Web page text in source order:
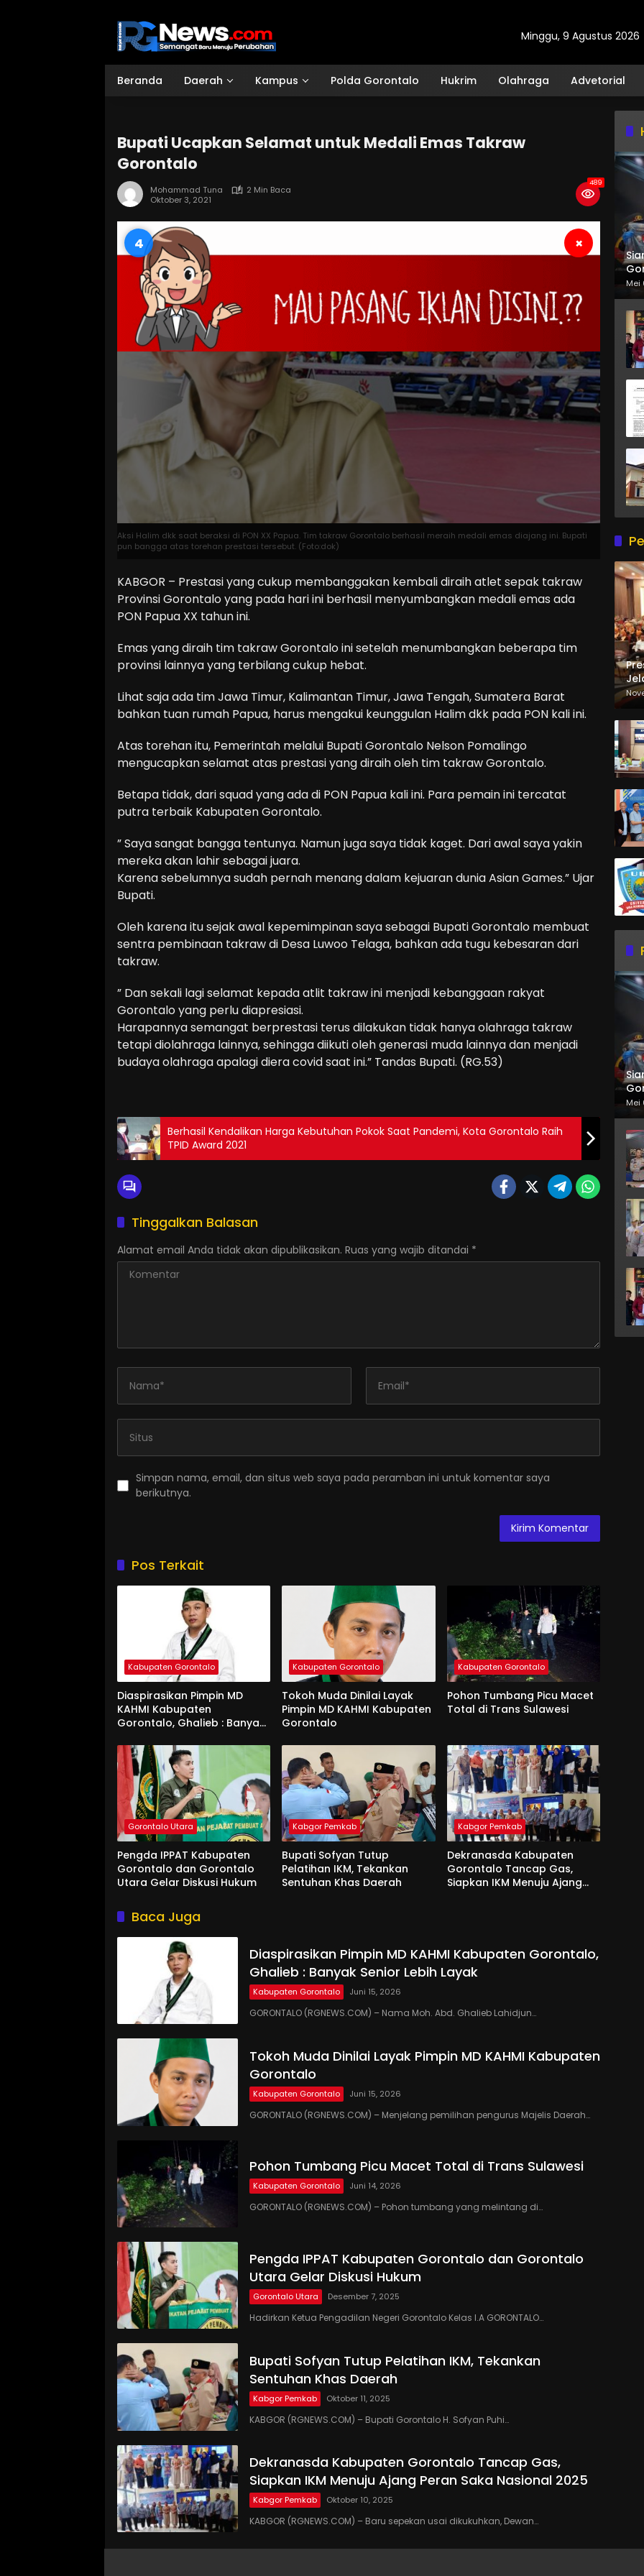
Minggu, 9 Agustus 2026
Beranda Daerah Kampus Polda Gorontalo Hukrim Olahraga Advetorial
Bupati Ucapkan Selamat untuk Medali Emas Takraw
Gorontalo
Mohammad Tuna
2 Min Baca
Oktober 3, 2021
489
3 ×
Aksi Halim dkk saat beraksi di PON XX Papua. Tim takraw Gorontalo berhasil meraih medali emas diajang ini. Bupati
pun bangga atas torehan prestasi tersebut. (Foto:dok)
KABGOR – Prestasi yang cukup membanggakan kembali diraih atlet sepak takraw
Provinsi Gorontalo yang pada hari ini berhasil menyumbangkan medali emas ada
PON Papua XX tahun ini.
Emas yang diraih tim takraw Gorontalo ini setelah menumbangkan beberapa tim
provinsi lainnya yang terbilang cukup hebat.
Lihat saja ada tim Jawa Timur, Kalimantan Timur, Jawa Tengah, Sumatera Barat
bahkan tuan rumah Papua, harus mengakui keunggulan Halim dkk pada PON kali ini.
Atas torehan itu, Pemerintah melalui Bupati Gorontalo Nelson Pomalingo
mengucapkan selamat atas prestasi yang diraih oleh tim takraw Gorontalo.
Betapa tidak, dari squad yang ada di PON Papua kali ini. Para pemain ini tercatat
putra terbaik Kabupaten Gorontalo.
” Saya sangat bangga tentunya. Namun juga saya tidak kaget. Dari awal saya yakin
mereka akan lahir sebagai juara.
Karena sebelumnya sudah pernah menang dalam kejuaran dunia Asian Games.” Ujar
Bupati.
Oleh karena itu sejak awal kepemimpinan saya sebagai Bupati Gorontalo membuat
sentra pembinaan takraw di Desa Luwoo Telaga, bahkan ada tugu kebesaran dari
takraw.
” Dan sekali lagi selamat kepada atlit takraw ini menjadi kebanggaan rakyat
Gorontalo yang perlu diapresiasi.
Harapannya semangat berprestasi terus dilakukan tidak hanya olahraga takraw
tetapi diolahraga lainnya, sehingga diikuti oleh generasi muda lainnya dan menjadi
budaya olahraga apalagi diera covid saat ini.” Tandas Bupati. (RG.53)
Berhasil Kendalikan Harga Kebutuhan Pokok Saat Pandemi, Kota Gorontalo Raih
TPID Award 2021
Tinggalkan Balasan
Alamat email Anda tidak akan dipublikasikan. Ruas yang wajib ditandai *
Simpan nama, email, dan situs web saya pada peramban ini untuk komentar saya
berikutnya.
Pos Terkait
Kabupaten Gorontalo
Diaspirasikan Pimpin MD
KAHMI Kabupaten
Gorontalo, Ghalieb : Banyak
Kabupaten Gorontalo
Tokoh Muda Dinilai Layak
Pimpin MD KAHMI Kabupaten
Gorontalo
Kabupaten Gorontalo
Pohon Tumbang Picu Macet
Total di Trans Sulawesi
Gorontalo Utara
Pengda IPPAT Kabupaten
Gorontalo dan Gorontalo
Utara Gelar Diskusi Hukum
Kabgor Pemkab
Bupati Sofyan Tutup
Pelatihan IKM, Tekankan
Sentuhan Khas Daerah
Kabgor Pemkab
Dekranasda Kabupaten
Gorontalo Tancap Gas,
Siapkan IKM Menuju Ajang
Baca Juga
Diaspirasikan Pimpin MD KAHMI Kabupaten Gorontalo,
Ghalieb : Banyak Senior Lebih Layak
Kabupaten Gorontalo Juni 15, 2026
GORONTALO (RGNEWS.COM) – Nama Moh. Abd. Ghalieb Lahidjun…
Tokoh Muda Dinilai Layak Pimpin MD KAHMI Kabupaten
Gorontalo
Kabupaten Gorontalo Juni 15, 2026
GORONTALO (RGNEWS.COM) – Menjelang pemilihan pengurus Majelis Daerah…
Pohon Tumbang Picu Macet Total di Trans Sulawesi
Kabupaten Gorontalo Juni 14, 2026
GORONTALO (RGNEWS.COM) – Pohon tumbang yang melintang di…
Pengda IPPAT Kabupaten Gorontalo dan Gorontalo
Utara Gelar Diskusi Hukum
Gorontalo Utara Desember 7, 2025
Hadirkan Ketua Pengadilan Negeri Gorontalo Kelas I.A GORONTALO…
Bupati Sofyan Tutup Pelatihan IKM, Tekankan
Sentuhan Khas Daerah
Kabgor Pemkab Oktober 11, 2025
KABGOR (RGNEWS.COM) – Bupati Gorontalo H. Sofyan Puhi…
Dekranasda Kabupaten Gorontalo Tancap Gas,
Siapkan IKM Menuju Ajang Peran Saka Nasional 2025
Kabgor Pemkab Oktober 10, 2025
KABGOR (RGNEWS.COM) – Baru sepekan usai dikukuhkan, Dewan…
Mei
Mei